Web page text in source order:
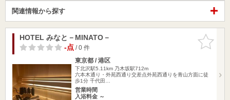
関連情報から探す
お気に入
りに追加
HOTEL みなと－MINATO－
-点/ 0 件
東京都 / 港区
下北沢駅5.11km 乃木坂駅712m
六本木通り・外苑西通り交差点外苑西通りを青山方面に徒
歩1分 千代田…
営業時間
入浴料金 ～